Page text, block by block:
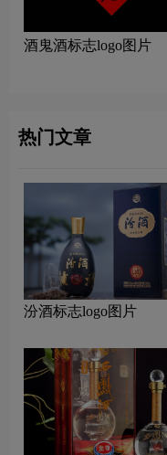
酒鬼酒标志logo图片
热门文章
汾酒标志logo图片